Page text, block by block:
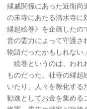
縁戚関係にあった近衛尚
の末寺にあたる清水寺に
縁起絵巻》を企画したの
音の霊力によって守護さ
物語だったかもしれない
絵巻というのは、われ
ものだった。社寺の縁起
いたり、人々を教化する
勧進としてお金を集める